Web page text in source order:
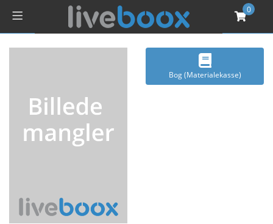
0
Bog (Materialekasse)